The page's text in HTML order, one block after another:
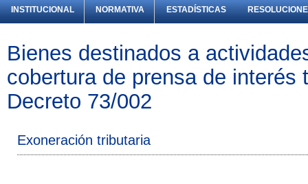
INSTITUCIONAL NORMATIVA ESTADÍSTICAS
Bienes destinados a
cobertura de prensa de interés
Decreto 73/002
Exoneración tributaria